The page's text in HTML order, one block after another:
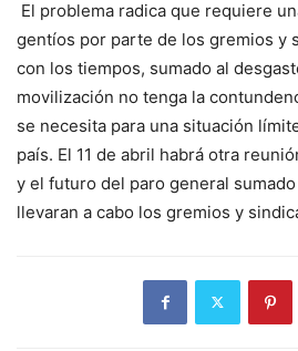
El problema radica que requiere
gentíos por parte de los gremios y
con los tiempos, sumado al
movilización no tenga la
se necesita para una situación
país. El 11 de abril habrá otra
y el futuro del paro general
llevaran a cabo los gremios y